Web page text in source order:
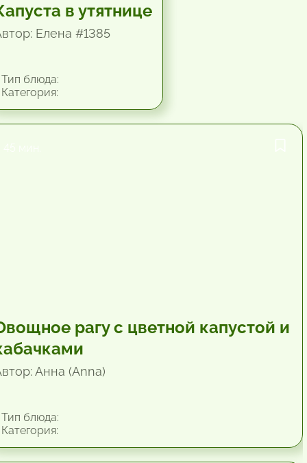
в утятнице
Елена #1385
блюда:
рагу с цветной капустой и
Анна (Anna)
блюда: